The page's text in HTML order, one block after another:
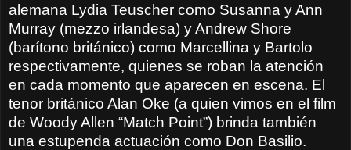
alemana Lydia Teuscher como Susanna y Ann
Murray (mezzo irlandesa) y Andrew Shore
(barítono británico) como Marcellina y Bartolo
respectivamente, quienes se roban la atención
en cada momento que aparecen en escena. El
tenor británico Alan Oke (a quien vimos en el film
de Woody Allen “Match Point”) brinda también
una estupenda actuación como Don Basilio.